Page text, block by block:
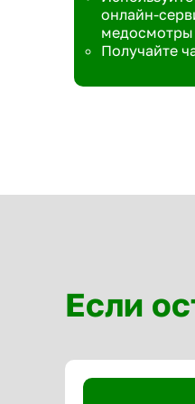
онлайн-
медосмотры
Получайте
Если